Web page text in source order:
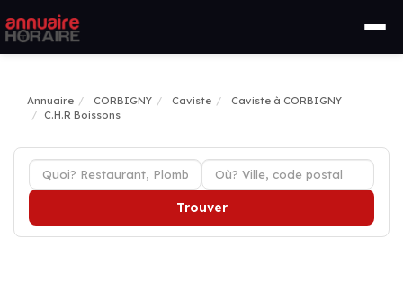
Annuaire CORBIGNY Caviste
Caviste à CORBIGNY
C.H.R Boissons
Trouver